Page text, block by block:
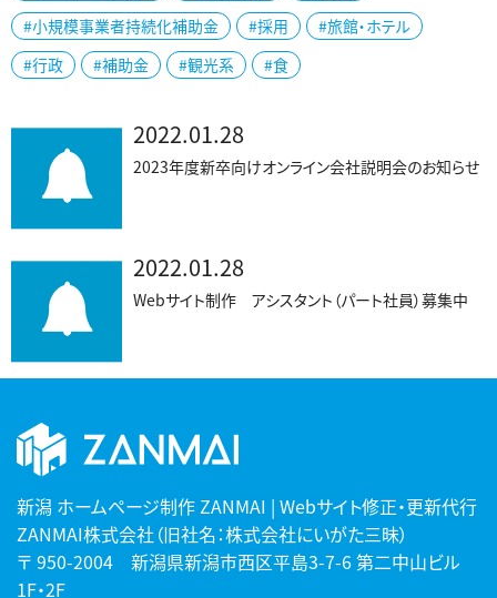
#小規模事業者持続化補助金
#採用
#旅館・ホテル
#行政
#補助金 #観光系 #食
2022.01.28
2023年度新卒向けオンライン会社説明会のお知らせ
2022.01.28
Webサイト制作 アシスタント（パート社員）募集中
新潟 ホームページ制作 ZANMAI | Webサイト修正・更新代行
ZANMAI株式会社（旧社名：株式会社にいがた三昧）
〒 950-2004 新潟県新潟市西区平島3-7-6 第二中山ビル
1F・2F